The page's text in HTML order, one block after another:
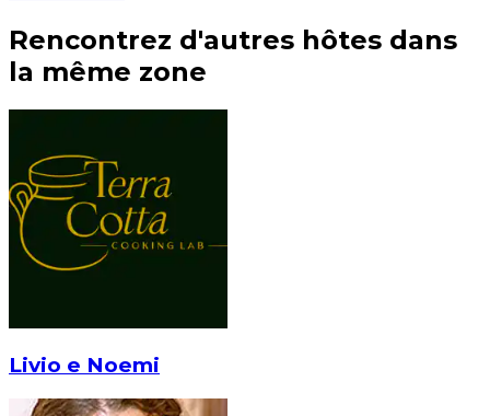
Rencontrez d'autres hôtes dans
la même zone
Livio e Noemi